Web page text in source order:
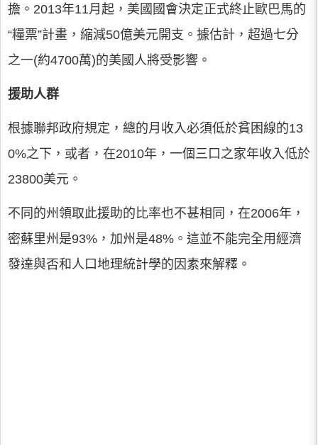
擔。2013年11月起，美國國會決定正式終止歐巴馬的
“糧票”計畫，縮減50億美元開支。據估計，超過七分
之一(約4700萬)的美國人將受影響。
援助人群
根據聯邦政府規定，總的月收入必須低於貧困線的13
0%之下，或者，在2010年，一個三口之家年收入低於
23800美元。
不同的州領取此援助的比率也不甚相同，在2006年，
密蘇里州是93%，加州是48%。這並不能完全用經濟
發達與否和人口地理統計學的因素來解釋。